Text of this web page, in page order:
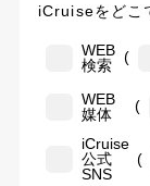
iCruiseをどこ
WEB
検索
(
WEB
媒体
(
iCruise
公式
SNS
(